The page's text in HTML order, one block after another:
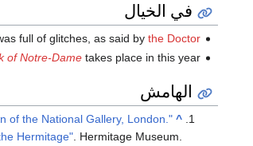
في الخيال
full of glitches, as said by the Doctor
of Notre-Dametakes place in this year.
الهامش
^
of the National Gallery, London.
Hermitage" . Hermitage Museum